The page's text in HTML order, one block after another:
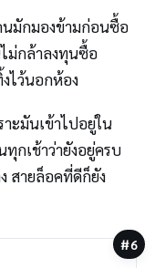
มักมองข้ามก่อนซื้อ
ม่กล้าลงทุนซื้อ
ไว้นอกห้อง
ะมันเข้าไปอยู่ใน
กเช้าว่ายังอยู่ครบ
สายล็อคที่ดีก็ยัง
#6